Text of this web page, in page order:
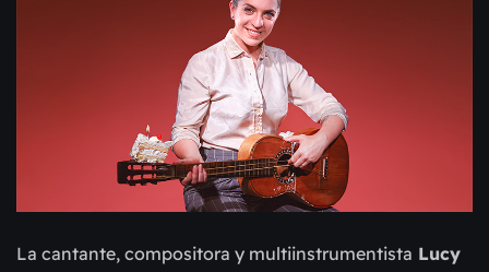
La cantante, compositora y multiinstrumentista Lucy